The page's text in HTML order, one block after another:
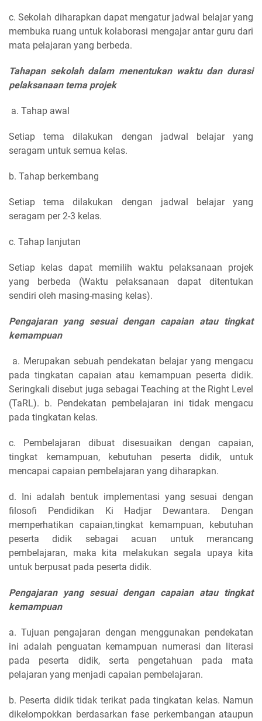
c. Sekolah diharapkan dapat mengatur jadwal belajar yang
membuka ruang untuk kolaborasi mengajar antar guru dari
mata pelajaran yang berbeda.
Tahapan sekolah dalam menentukan waktu dan durasi
pelaksanaan tema projek
a. Tahap awal
Setiap tema dilakukan dengan jadwal belajar yang
seragam untuk semua kelas.
b. Tahap berkembang
Setiap tema dilakukan dengan jadwal belajar yang
seragam per 2-3 kelas.
c. Tahap lanjutan
Setiap kelas dapat memilih waktu pelaksanaan projek
yang berbeda (Waktu pelaksanaan dapat ditentukan
sendiri oleh masing-masing kelas).
Pengajaran yang sesuai dengan capaian atau tingkat
kemampuan
a. Merupakan sebuah pendekatan belajar yang mengacu
pada tingkatan capaian atau kemampuan peserta didik.
Seringkali disebut juga sebagai Teaching at the Right Level
(TaRL). b. Pendekatan pembelajaran ini tidak mengacu
pada tingkatan kelas.
c. Pembelajaran dibuat disesuaikan dengan capaian,
tingkat kemampuan, kebutuhan peserta didik, untuk
mencapai capaian pembelajaran yang diharapkan.
d. Ini adalah bentuk implementasi yang sesuai dengan
filosofi Pendidikan Ki Hadjar Dewantara. Dengan
memperhatikan capaian,tingkat kemampuan, kebutuhan
peserta didik sebagai acuan untuk merancang
pembelajaran, maka kita melakukan segala upaya kita
untuk berpusat pada peserta didik.
Pengajaran yang sesuai dengan capaian atau tingkat
kemampuan
a. Tujuan pengajaran dengan menggunakan pendekatan
ini adalah penguatan kemampuan numerasi dan literasi
pada peserta didik, serta pengetahuan pada mata
pelajaran yang menjadi capaian pembelajaran.
b. Peserta didik tidak terikat pada tingkatan kelas. Namun
dikelompokkan berdasarkan fase perkembangan ataupun